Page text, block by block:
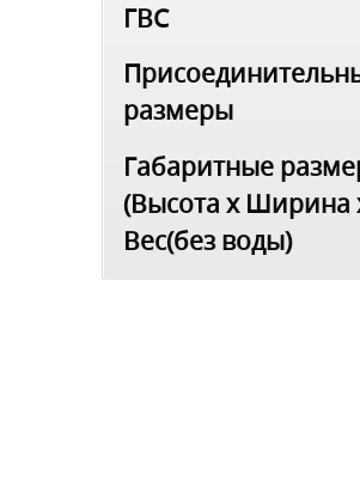
ГВС
размеры
Габаритные
(Высота x Ширина
Вес(без воды)